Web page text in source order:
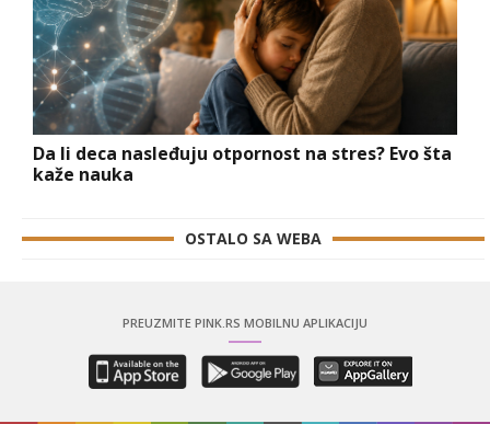
Da li deca nasleđuju otpornost na stres? Evo šta
kaže nauka
OSTALO SA WEBA
PREUZMITE PINK.RS MOBILNU APLIKACIJU